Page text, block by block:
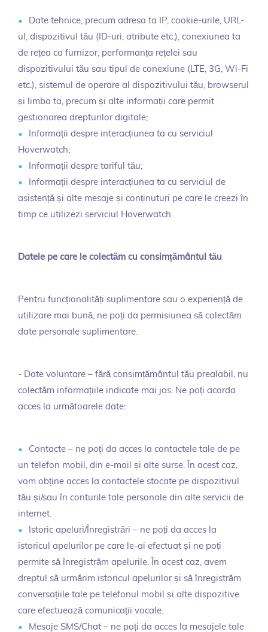
Date tehnice, precum adresa ta IP, cookie-urile, URL-
ul, dispozitivul tău (ID-uri, atribute etc.), conexiunea ta
de rețea ca furnizor, performanța rețelei sau
dispozitivului tău sau tipul de conexiune (LTE, 3G, Wi-Fi
etc.), sistemul de operare al dispozitivului tău, browserul
și limba ta, precum și alte informații care permit
gestionarea drepturilor digitale;
Informații despre interacțiunea ta cu serviciul
Hoverwatch;
Informații despre tariful tău;
Informații despre interacțiunea ta cu serviciul de
asistență și alte mesaje și conținuturi pe care le creezi în
timp ce utilizezi serviciul Hoverwatch.
Datele pe care le colectăm cu consimțământul tău
Pentru funcționalități suplimentare sau o experiență de
utilizare mai bună, ne poți da permisiunea să colectăm
date personale suplimentare.
- Date voluntare – fără consimțământul tău prealabil, nu
colectăm informațiile indicate mai jos. Ne poți acorda
acces la următoarele date:
Contacte – ne poți da acces la contactele tale de pe
un telefon mobil, din e-mail și alte surse. În acest caz,
vom obține acces la contactele stocate pe dispozitivul
tău și/sau în conturile tale personale din alte servicii de
internet.
Istoric apeluri/Înregistrări – ne poți da acces la
istoricul apelurilor pe care le-ai efectuat și ne poți
permite să înregistrăm apelurile. În acest caz, avem
dreptul să urmărim istoricul apelurilor și să înregistrăm
conversațiile tale pe telefonul mobil și alte dispozitive
care efectuează comunicații vocale.
Mesaje SMS/Chat – ne poți da acces la mesajele tale